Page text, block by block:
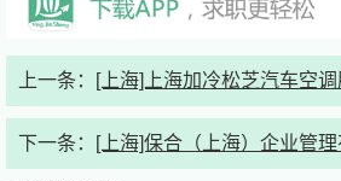
、AutoCAD、EPLAN、Solidworks
假日福利，福利年假，福利病假，年
上一条： [上海]上海加冷松芝汽车空
下一条： [上海]保合（上海）企业管理